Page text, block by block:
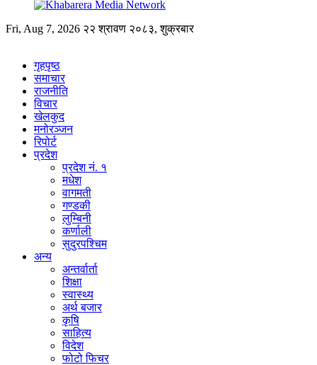
Fri, Aug 7, 2026 २२ श्रावण २०८३, शुक्रबार
गृहपृष्ठ
समाचार
राजनीति
विचार
खेलकुद
मनोरञ्जन
रिपोर्ट
प्रदेश
प्रदेश नं. १
मधेश
वागमती
गण्डकी
लुम्बिनी
कर्णाली
सुदुरपश्चिम
अन्य
अन्तर्वार्ता
शिक्षा
स्वास्थ्य
अर्थ बजार
कृषि
साहित्य
विदेश
फोटो फिचर